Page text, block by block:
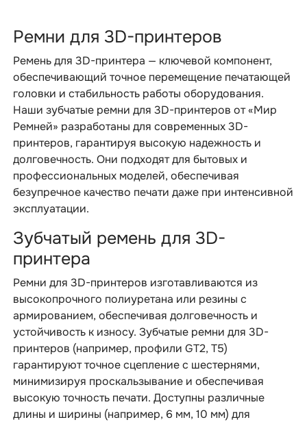
Ремни для 3D-принтеров
Ремень для 3D-принтера — ключевой компонент,
обеспечивающий точное перемещение печатающей
головки и стабильность работы оборудования.
Наши зубчатые ремни для 3D-принтеров от «Мир
Ремней» разработаны для современных 3D-
принтеров, гарантируя высокую надежность и
долговечность. Они подходят для бытовых и
профессиональных моделей, обеспечивая
безупречное качество печати даже при интенсивной
эксплуатации.
Зубчатый ремень для 3D-
принтера
Ремни для 3D-принтеров изготавливаются из
высокопрочного полиуретана или резины с
армированием, обеспечивая долговечность и
устойчивость к износу. Зубчатые ремни для 3D-
принтеров (например, профили GT2, T5)
гарантируют точное сцепление с шестернями,
минимизируя проскальзывание и обеспечивая
высокую точность печати. Доступны различные
длины и ширины (например, 6 мм, 10 мм) для